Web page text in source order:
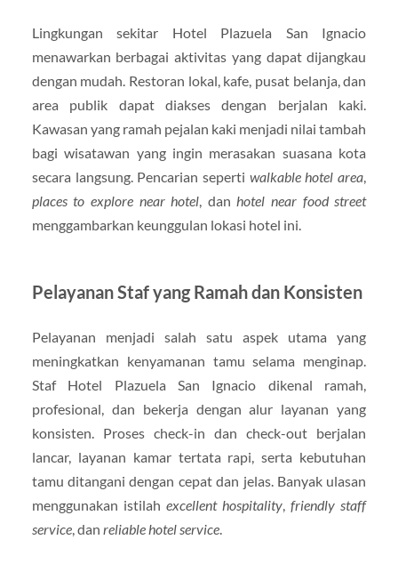
Lingkungan sekitar Hotel Plazuela San Ignacio
menawarkan berbagai aktivitas yang dapat dijangkau
dengan mudah. Restoran lokal, kafe, pusat belanja, dan
area publik dapat diakses dengan berjalan kaki.
Kawasan yang ramah pejalan kaki menjadi nilai tambah
bagi wisatawan yang ingin merasakan suasana kota
secara langsung. Pencarian seperti walkable hotel area,
places to explore near hotel, danhotel near food street
menggambarkan keunggulan lokasi hotel ini.
Pelayanan Staf yang Ramah dan Konsisten
Pelayanan menjadi salah satu aspek utama yang
meningkatkan kenyamanan tamu selama menginap.
Staf Hotel Plazuela San Ignacio dikenal ramah,
profesional, dan bekerja dengan alur layanan yang
konsisten. Proses check-in dan check-out berjalan
lancar, layanan kamar tertata rapi, serta kebutuhan
tamu ditangani dengan cepat dan jelas. Banyak ulasan
menggunakan istilah excellent hospitality,friendly staff
service, dan reliable hotel service.